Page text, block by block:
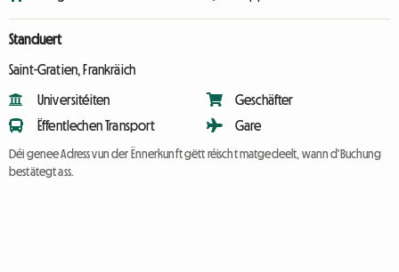
Standuert
Saint-Gratien, Frankräich
Universitéiten
Ëffentlechen Transport
Geschäfter
Gare
Déi genee Adress vun der Ënnerkunft gëtt réischt matgedeelt, wann d'Buchung
bestätegt ass.